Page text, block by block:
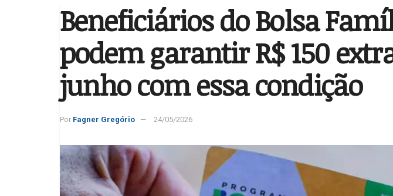
Beneficiários do Bolsa
podem garantir R$ 150
junho com essa condição
Por Fagner Gregório 24/05/2026